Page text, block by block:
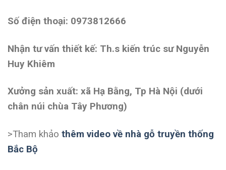
Số điện thoại: 0973812666
Nhận tư vấn thiết kế: Th.s kiến trúc sư Nguyễn
Huy Khiêm
Xưởng sản xuất: xã Hạ Bằng, Tp Hà Nội (dưới
chân núi chùa Tây Phương)
>Tham khảo thêm video về nhà gỗ truyền thống
Bắc Bộ